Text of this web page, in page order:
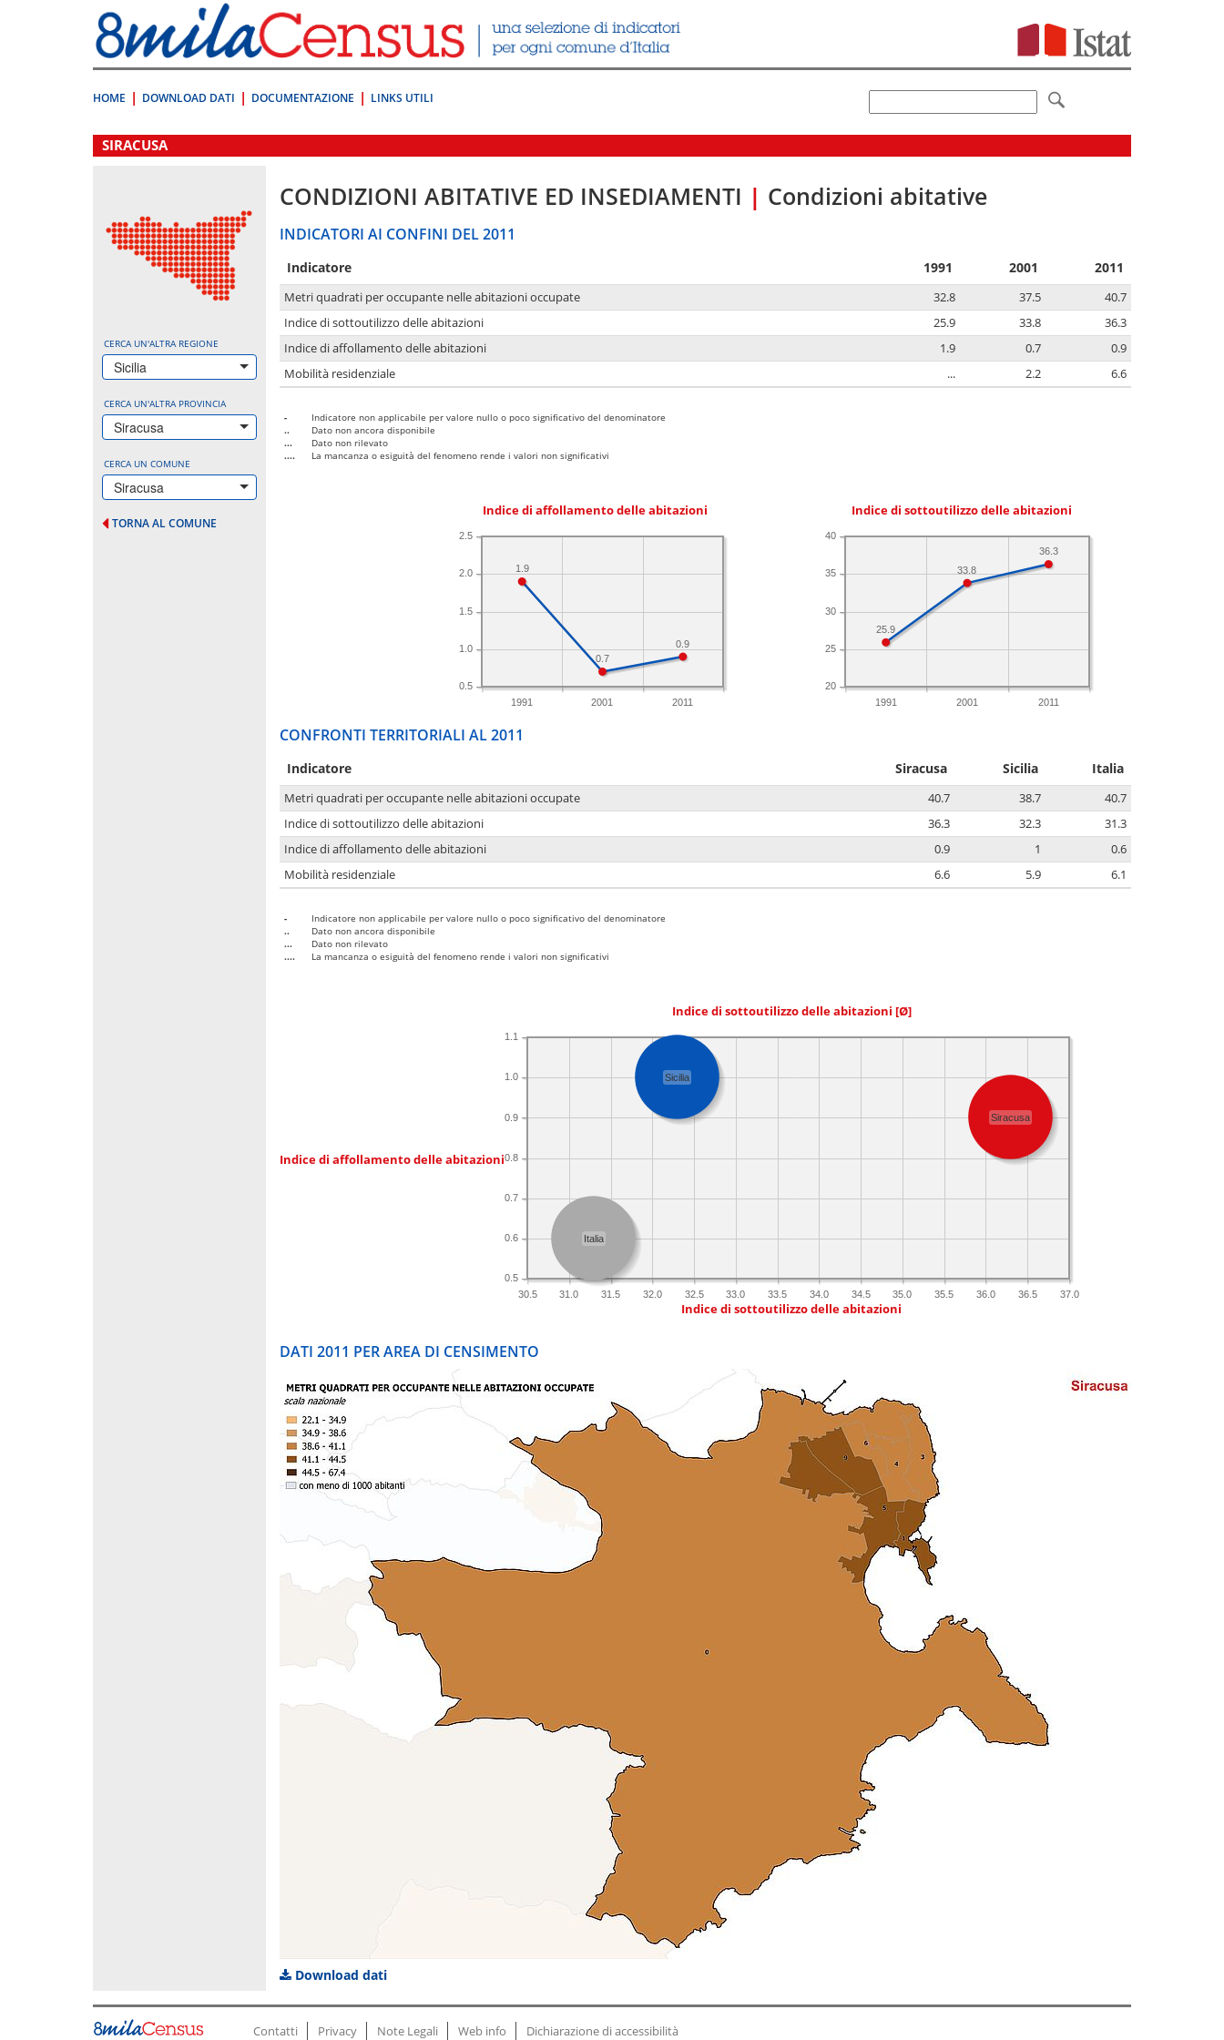
direttamente
a:
Contenuto
HOME DOWNLOAD DATI DOCUMENTAZIONE LINKS UTILI
.
SIRACUSA
CERCA UN'ALTRA REGIONE
Sicilia
CERCA UN'ALTRA PROVINCIA
Siracusa
CERCA UN COMUNE
Siracusa
TORNA AL COMUNE
CONDIZIONI ABITATIVE ED INSEDIAMENTI | Condizioni abitative
INDICATORI AI CONFINI DEL 2011
Indicatore 1991 2001 2011
Metri quadrati per occupante nelle abitazioni occupate 32.8 37.5
40.7
Indice di sottoutilizzo delle abitazioni
25.9 33.8
36.3
Indice di affollamento delle abitazioni
1.9 0.7
0.9
Mobilità residenziale
... 2.2 6.6
-
Indicatore non applicabile per valore nullo o poco significativo del denominatore
..
Dato non ancora disponibile
...
Dato non rilevato
....
La mancanza o esiguità del fenomeno rende i valori non significativi
Indice di affollamento delle abitazioni
1991 2001 2011
0.5
1.0
1.5
2.0
2.5
0.9
0.7
1.9
Indice di sottoutilizzo delle abitazioni
1991 2001 2011
20
25
30
35
40
36.3
33.8
25.9
CONFRONTI TERRITORIALI AL 2011
Indicatore Siracusa Sicilia Italia
Metri quadrati per occupante nelle abitazioni occupate 40.7 38.7
40.7
Indice di sottoutilizzo delle abitazioni
36.3 32.3
31.3
Indice di affollamento delle abitazioni
0.9 1
0.6
Mobilità residenziale
6.6 5.9 6.1
-
Indicatore non applicabile per valore nullo o poco significativo del denominatore
..
Dato non ancora disponibile
...
Dato non rilevato
....
La mancanza o esiguità del fenomeno rende i valori non significativi
Indice di sottoutilizzo delle abitazioni [Ø]
Indice di affollamento delle abitazioni
30.5 31.0 31.5 32.0 32.5 33.0 33.5 34.0 34.5 35.0 35.5 36.0 36.5 37.0
0.5
0.6
0.7
0.8
0.9
1.0
1.1
Siracusa
Sicilia
Italia
Indice di sottoutilizzo delle abitazioni
DATI 2011 PER AREA DI CENSIMENTO
Download dati
Contatti Privacy Note Legali Web info Dichiarazione di accessibilità